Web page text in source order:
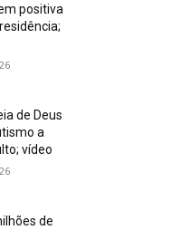
positiva
de Deus
a
vídeo
de